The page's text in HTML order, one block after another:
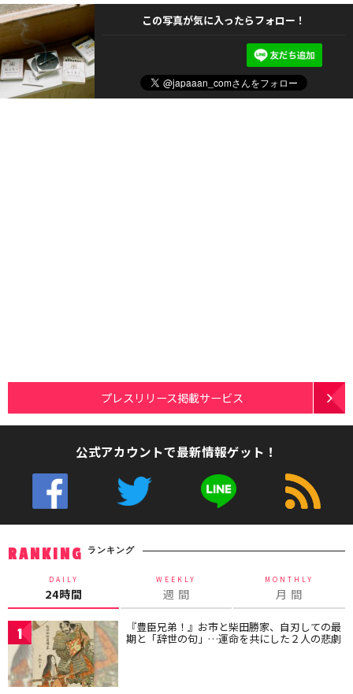
この写真が気に入ったらフォロー！
プレスリリース掲載サービス
公式アカウントで最新情報ゲット！
RANKING ランキング
DAILY
24時間
WEEKLY
週 間
MONTHLY
月 間
1 『豊臣兄弟！』お市と柴田勝家、自刃しての最
期と「辞世の句」…運命を共にした２人の悲劇